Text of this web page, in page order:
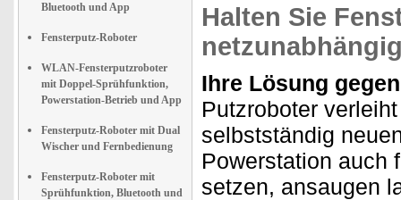
Bluetooth und App
Fensterputz-Roboter
WLAN-Fensterputzroboter
mit Doppel-Sprühfunktion,
Powerstation-Betrieb und App
Fensterputz-Roboter mit Dual
Wischer und Fernbedienung
Fensterputz-Roboter mit
Sprühfunktion, Bluetooth und
Halten Sie
Ihre Lösung
Putzroboter
selbstständig
Powerstation auch
setzen, ansaugen